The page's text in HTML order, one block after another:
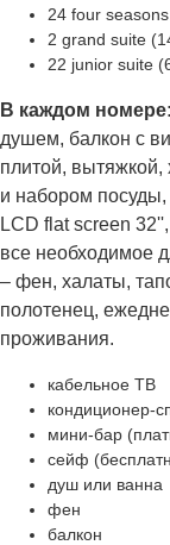
24 four
2 grand suite
22 junior suite
В каждом номере:
душем, балкон с
плитой,
и набором посуды,
LCD flat screen
все необходимое
– фен, халаты,
полотенец,
проживания.
кабельное ТВ
кондиционер-
мини-бар
сейф
душ или ванна
фен
балкон